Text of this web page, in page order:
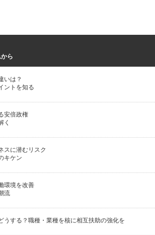
ら
いは？
ントを知る
安倍政権
く
スに潜むリスク
キケン
環境を改善
流
うする？職種・業種を核に相互扶助の強化を